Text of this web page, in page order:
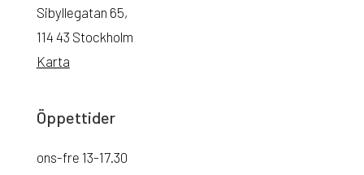
Sibyllegatan 65,
114 43 Stockholm
Karta
Öppettider
ons-fre 13-17.30